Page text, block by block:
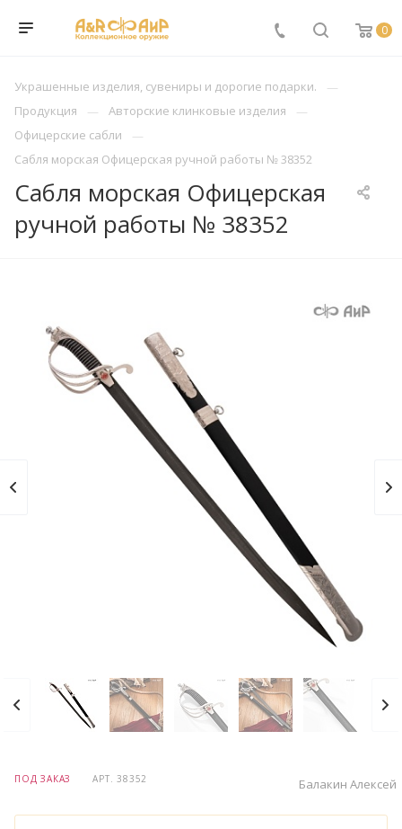
0
Украшенные изделия, сувениры и дорогие подарки.
Продукция
Авторские клинковые изделия
Офицерские сабли
Сабля морская Офицерская ручной работы № 38352
Сабля морская Офицерская
ручной работы № 38352
ПОД ЗАКАЗ АРТ.38352 Балакин Алексей